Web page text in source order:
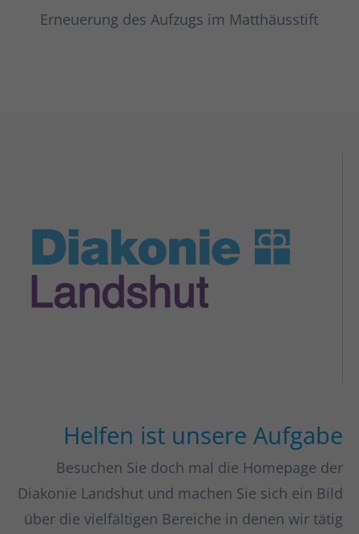
Erneuerung des Aufzugs im Matthäusstift
Helfen ist unsere Aufgabe
Besuchen Sie doch mal die Homepage der
Diakonie Landshut und machen Sie sich ein Bild
über die vielfältigen Bereiche in denen wir tätig